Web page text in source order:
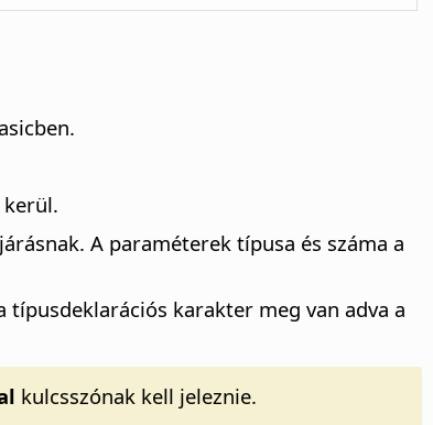
A paraméterek típusa és száma a
karakter meg van adva a
kulcsszónak kell jeleznie.